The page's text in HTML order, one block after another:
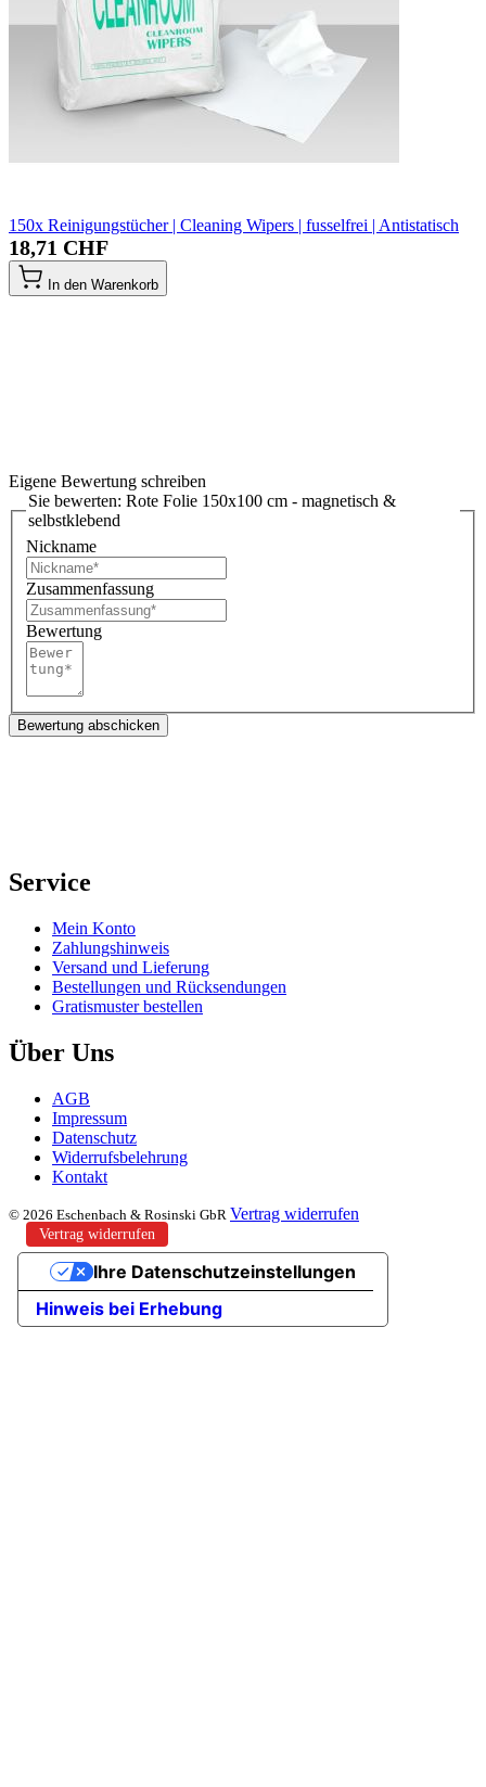
150x Reinigungstücher | Cleaning Wipers | fusselfrei | Antistatisch
18,71 CHF
In den Warenkorb
Eigene Bewertung schreiben
Sie bewerten: Rote Folie 150x100 cm - magnetisch &
selbstklebend
Nickname
Zusammenfassung
Bewertung
Bewertung abschicken
Service
Mein Konto
Zahlungshinweis
Versand und Lieferung
Bestellungen und Rücksendungen
Gratismuster bestellen
Über Uns
AGB
Impressum
Datenschutz
Widerrufsbelehrung
Kontakt
© 2026 Eschenbach & Rosinski GbR Vertrag widerrufen
Vertrag widerrufen
Hinweis bei Erhebung
Ihre Datenschutzeinstellungen